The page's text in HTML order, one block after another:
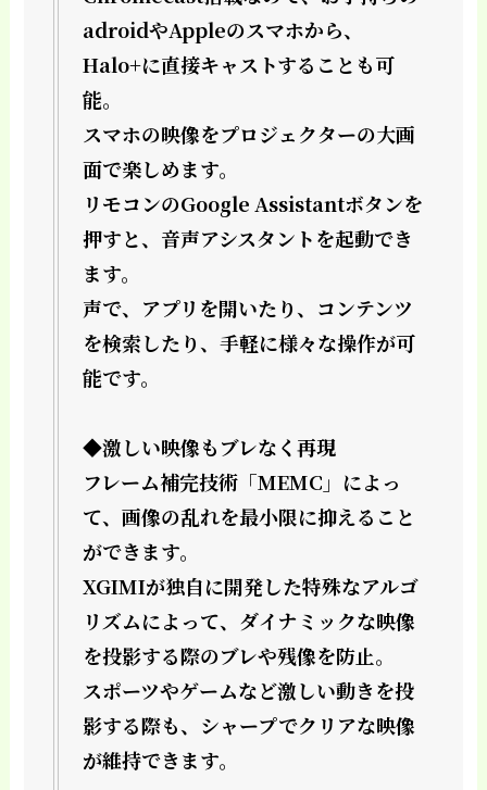
adroidやAppleのスマホから、
Halo+に直接キャストすることも可
能。
スマホの映像をプロジェクターの大画
面で楽しめます。
リモコンのGoogle Assistantボタンを
押すと、音声アシスタントを起動でき
ます。
声で、アプリを開いたり、コンテンツ
を検索したり、手軽に様々な操作が可
能です。
◆激しい映像もブレなく再現
フレーム補完技術「MEMC」によっ
て、画像の乱れを最小限に抑えること
ができます。
XGIMIが独自に開発した特殊なアルゴ
リズムによって、ダイナミックな映像
を投影する際のブレや残像を防止。
スポーツやゲームなど激しい動きを投
影する際も、シャープでクリアな映像
が維持できます。